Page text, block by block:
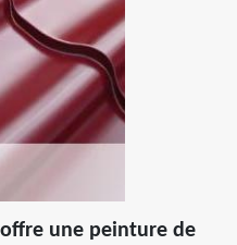
une peinture de